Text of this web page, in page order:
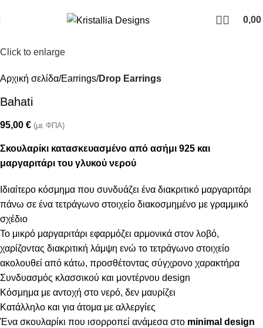
0,00
Click to enlarge
Αρχική σελίδα Earrings Drop Earrings
Bahati
95,00 € (με ΦΠΑ)
Σκουλαρίκι κατασκευασμένο από ασήμι 925 και
μαργαριτάρι του γλυκού νερού
Ιδιαίτερο κόσμημα που συνδυάζει ένα διακριτικό μαργαριτάρι
πάνω σε ένα τετράγωνο στοιχείο διακοσμημένο με γραμμικό
σχέδιο
Το μικρό μαργαριτάρι εφαρμόζει αρμονικά στον λοβό,
χαρίζοντας διακριτική λάμψη ενώ το τετράγωνο στοιχείο
ακολουθεί από κάτω, προσθέτοντας σύγχρονο χαρακτήρα
Συνδυασμός κλασσικού και μοντέρνου design
Κόσμημα με αντοχή στο νερό, δεν μαυρίζει
Κατάλληλο και για άτομα με αλλεργίες
Ένα σκουλαρίκι που ισορροπεί ανάμεσα στο minimal design